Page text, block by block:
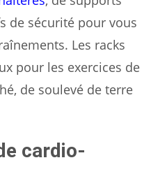
de sécurité pour vous
Les racks
pour les exercices de
de soulevé de terre
cardio-